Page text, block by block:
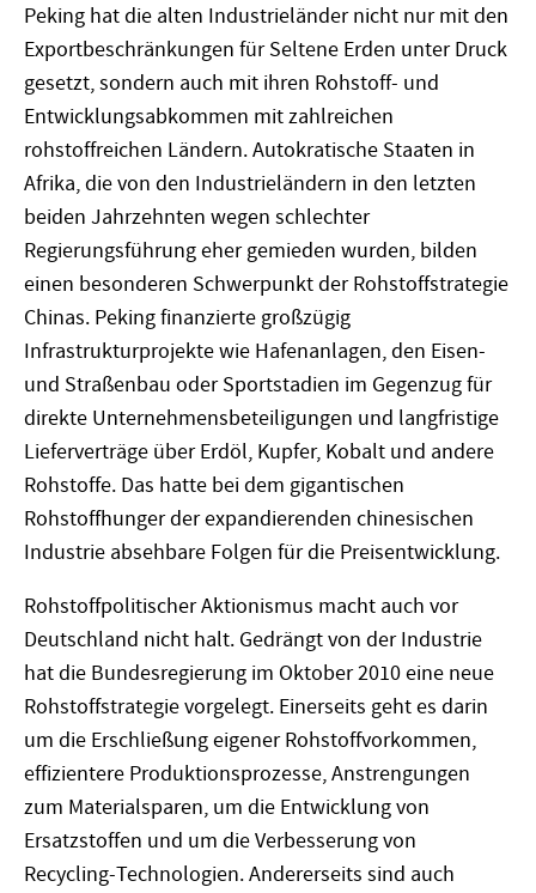
Peking hat die alten Industrieländer nicht nur mit den
Exportbeschränkungen für Seltene Erden unter Druck
gesetzt, sondern auch mit ihren Rohstoff- und
Entwicklungsabkommen mit zahlreichen
rohstoffreichen Ländern. Autokratische Staaten in
Afrika, die von den Industrieländern in den letzten
beiden Jahrzehnten wegen schlechter
Regierungsführung eher gemieden wurden, bilden
einen besonderen Schwerpunkt der Rohstoffstrategie
Chinas. Peking finanzierte großzügig
Infrastrukturprojekte wie Hafenanlagen, den Eisen-
und Straßenbau oder Sportstadien im Gegenzug für
direkte Unternehmensbeteiligungen und langfristige
Lieferverträge über Erdöl, Kupfer, Kobalt und andere
Rohstoffe. Das hatte bei dem gigantischen
Rohstoffhunger der expandierenden chinesischen
Industrie absehbare Folgen für die Preisentwicklung.
Rohstoffpolitischer Aktionismus macht auch vor
Deutschland nicht halt. Gedrängt von der Industrie
hat die Bundesregierung im Oktober 2010 eine neue
Rohstoffstrategie vorgelegt. Einerseits geht es darin
um die Erschließung eigener Rohstoffvorkommen,
effizientere Produktionsprozesse, Anstrengungen
zum Materialsparen, um die Entwicklung von
Ersatzstoffen und um die Verbesserung von
Recycling-Technologien. Andererseits sind auch